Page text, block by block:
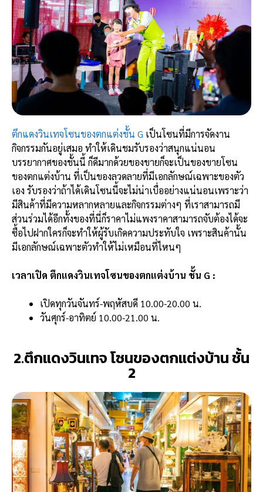
ตึกแดงวินเทจโซนของตกแต่งชั้น G เป็นโซนที่มีการจัดงาน
กิจกรรมกันอยู่เสมอ ทำให้เดินชมรับรองว่าสนุกแน่นอน
บรรยากาศของชั้นนี้ ก็ดีมากด้วยของขายก็จะเป็นของขายโซน
ของตกแต่งบ้าน ที่เป็นของลวดลายที่มีเอกลักษณ์เฉพาะของตัว
เอง รับรองว่าถ้าได้เดินโซนนี้จะไม่น่าเบื่ออย่างแน่นอนเพราะว่า
มีสินค้าที่มีความหลากหลายและกิจกรรมต่างๆ ที่เราสามารถมี
ส่วนร่วมได้อีกทั้งของที่นี่ก็ราคาไม่แพงราคาสามารถจับต้องได้จะ
ซื้อไปฝากใครก็จะทำให้ผู้รับเกิดความประทับใจ เพราะสินค้านั้น
มีเอกลักษณ์เฉพาะตัวทำให้ไม่เหมือนที่ไหนๆ
เวลาเปิด ตึกแดงวินเทจโซนของตกแต่งบ้าน ชั้น G :
เปิดทุกวันจันทร์-พฤหัสบดี 10.00-20.00 น.
วันศุกร์-อาทิตย์ 10.00-21.00 น.
2.ตึกแดงวินเทจ โซนของตกแต่งบ้าน ชั้น
2